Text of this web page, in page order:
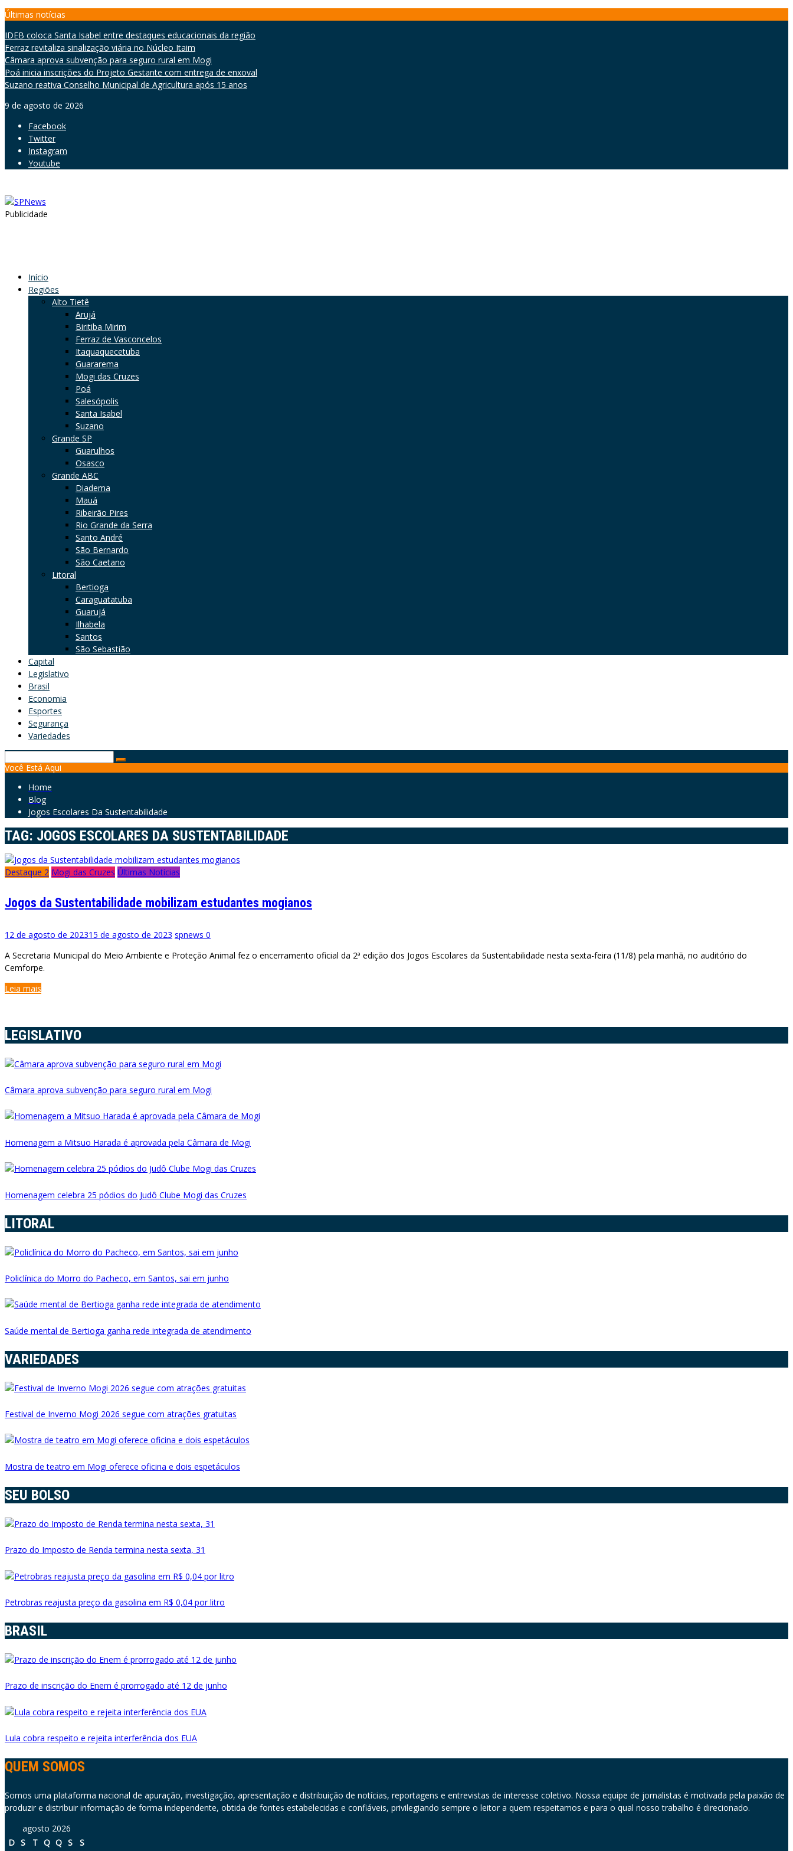
Skip
content
Últimas notícias
IDEB coloca Santa Isabel entre destaques educacionais da região
Ferraz revitaliza sinalização viária no Núcleo Itaim
Câmara aprova subvenção para seguro rural em Mogi
Poá inicia inscrições do Projeto Gestante com entrega de enxoval
Suzano reativa Conselho Municipal de Agricultura após 15 anos
9 de agosto de 2026
Facebook
Twitter
Instagram
Youtube
Publicidade
Início
Regiões
Alto Tietê
Arujá
Biritiba Mirim
Ferraz de Vasconcelos
Itaquaquecetuba
Guararema
Mogi das Cruzes
Poá
Salesópolis
Santa Isabel
Suzano
Grande SP
Guarulhos
Osasco
Grande ABC
Diadema
Mauá
Ribeirão Pires
Rio Grande da Serra
Santo André
São Bernardo
São Caetano
Litoral
Bertioga
Caraguatatuba
Guarujá
Ilhabela
Santos
São Sebastião
Capital
Legislativo
Brasil
Economia
Esportes
Segurança
Variedades
for:
Você Está Aqui
Home
Blog
Jogos Escolares Da Sustentabilidade
TAG: JOGOS ESCOLARES DA SUSTENTABILIDADE
Destaque 2 Mogi das Cruzes Últimas Notícias
Jogos da Sustentabilidade mobilizam estudantes mogianos
12 de agosto de 202315 de agosto de 2023 spnews 0
A Secretaria Municipal do Meio Ambiente e Proteção Animal fez o encerramento oficial da 2ª edição dos Jogos Escolares da Sustentabilidade nesta sexta-feira (11/8) pela manhã, no auditório do
Cemforpe.
Leia mais
LEGISLATIVO
Câmara aprova subvenção para seguro rural em Mogi
Homenagem a Mitsuo Harada é aprovada pela Câmara de Mogi
Homenagem celebra 25 pódios do Judô Clube Mogi das Cruzes
LITORAL
Policlínica do Morro do Pacheco, em Santos, sai em junho
Saúde mental de Bertioga ganha rede integrada de atendimento
VARIEDADES
Festival de Inverno Mogi 2026 segue com atrações gratuitas
Mostra de teatro em Mogi oferece oficina e dois espetáculos
SEU BOLSO
Prazo do Imposto de Renda termina nesta sexta, 31
Petrobras reajusta preço da gasolina em R$ 0,04 por litro
BRASIL
Prazo de inscrição do Enem é prorrogado até 12 de junho
Lula cobra respeito e rejeita interferência dos EUA
QUEM SOMOS
Somos uma plataforma nacional de apuração, investigação, apresentação e distribuição de notícias, reportagens e entrevistas de interesse coletivo. Nossa equipe de jornalistas é motivada pela paixão de
produzir e distribuir informação de forma independente, obtida de fontes estabelecidas e confiáveis, privilegiando sempre o leitor a quem respeitamos e para o qual nosso trabalho é direcionado.
agosto 2026
D S T Q Q S S